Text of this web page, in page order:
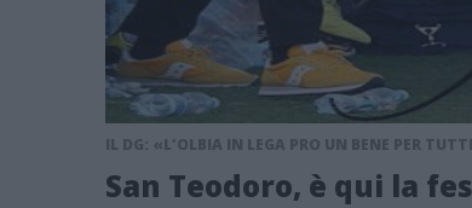
IL DG: «L'OLBIA IN LEGA PRO UN BENE PER
San Teodoro, è qui la